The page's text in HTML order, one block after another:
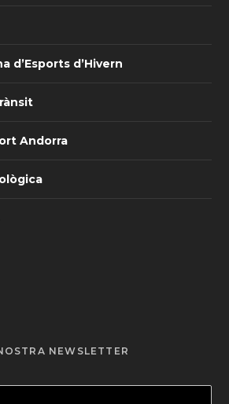
d’Esports d’Hivern
Andorra
NEWSLETTER